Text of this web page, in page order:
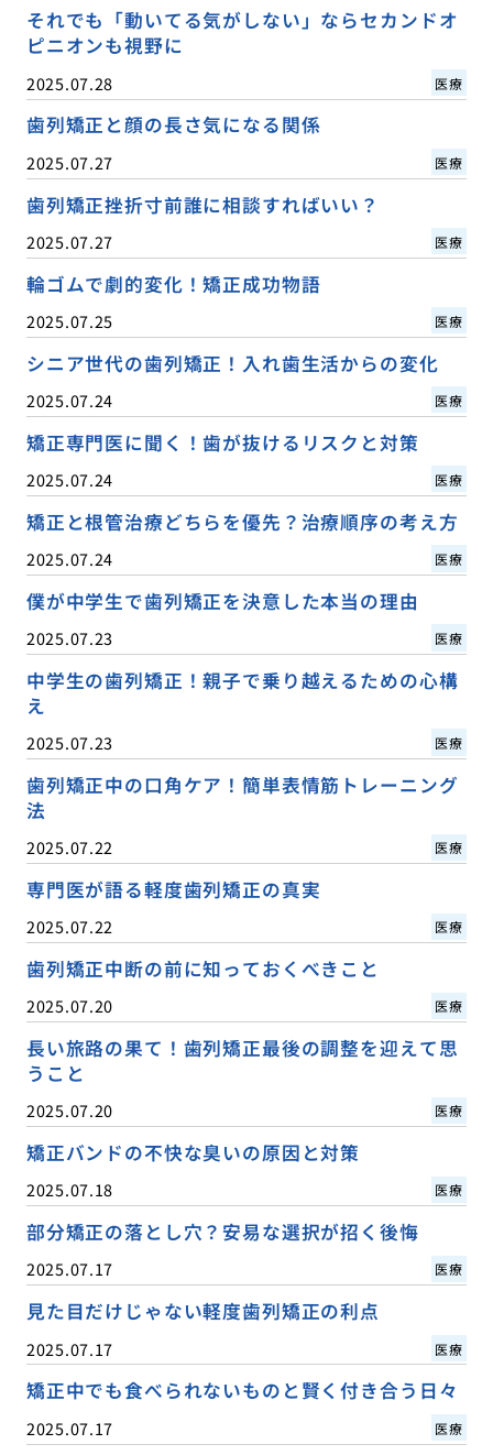
それでも「動いてる気がしない」ならセカンドオ
ピニオンも視野に
2025.07.28 医療
歯列矯正と顔の長さ気になる関係
2025.07.27 医療
歯列矯正挫折寸前誰に相談すればいい？
2025.07.27 医療
輪ゴムで劇的変化！矯正成功物語
2025.07.25 医療
シニア世代の歯列矯正！入れ歯生活からの変化
2025.07.24 医療
矯正専門医に聞く！歯が抜けるリスクと対策
2025.07.24 医療
矯正と根管治療どちらを優先？治療順序の考え方
2025.07.24 医療
僕が中学生で歯列矯正を決意した本当の理由
2025.07.23 医療
中学生の歯列矯正！親子で乗り越えるための心構
え
2025.07.23 医療
歯列矯正中の口角ケア！簡単表情筋トレーニング
法
2025.07.22 医療
専門医が語る軽度歯列矯正の真実
2025.07.22 医療
歯列矯正中断の前に知っておくべきこと
2025.07.20 医療
長い旅路の果て！歯列矯正最後の調整を迎えて思
うこと
2025.07.20 医療
矯正バンドの不快な臭いの原因と対策
2025.07.18 医療
部分矯正の落とし穴？安易な選択が招く後悔
2025.07.17 医療
見た目だけじゃない軽度歯列矯正の利点
2025.07.17 医療
矯正中でも食べられないものと賢く付き合う日々
2025.07.17 医療